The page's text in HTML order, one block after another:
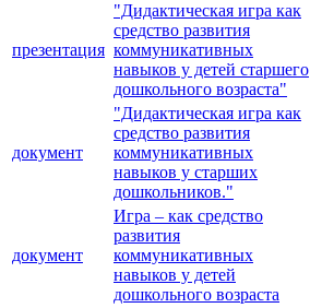
презентация
"Дидактическая игра как
средство развития
коммуникативных
навыков у детей старшего
дошкольного возраста"
документ
"Дидактическая игра как
средство развития
коммуникативных
навыков у старших
дошкольников."
документ
Игра – как средство
развития
коммуникативных
навыков у детей
дошкольного возраста